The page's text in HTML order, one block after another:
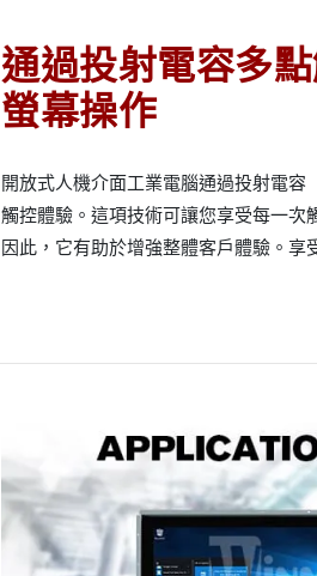
通過投射電容多
螢幕操作
開放式人機介面工業電腦通過投射電容
觸控體驗。這項技術可讓您享受每一次
因此，它有助於增強整體客戶體驗。享